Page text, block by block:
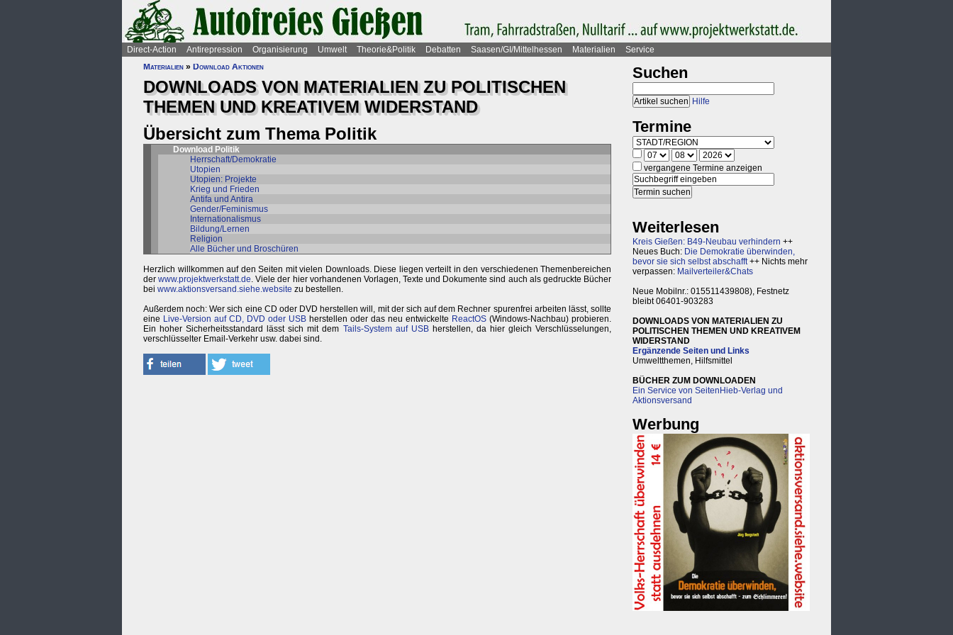
Direct-Action Antirepression Organisierung Umwelt Theorie&Politik Debatten Saasen/GI/Mittelhessen Materialien
Service
Materialien » Download Aktionen
DOWNLOADS VON MATERIALIEN ZU POLITISCHEN
THEMEN UND KREATIVEM WIDERSTAND
Übersicht zum Thema Politik
Download Politik
Herrschaft/Demokratie
Utopien
Utopien: Projekte
Krieg und Frieden
Antifa und Antira
Gender/Feminismus
Internationalismus
Bildung/Lernen
Religion
Alle Bücher und Broschüren
Herzlich willkommen auf den Seiten mit vielen Downloads. Diese liegen verteilt in den verschiedenen Themenbereichen
derwww.projektwerkstatt.de. Viele der hier vorhandenen Vorlagen, Texte und Dokumente sind auch als gedruckte Bücher
bei www.aktionsversand.siehe.website zu bestellen.
Außerdem noch: Wer sich eine CD oder DVD herstellen will, mit der sich auf dem Rechner spurenfrei arbeiten lässt, sollte
eine Live-Version auf CD, DVD oder USB herstellen oder das neu entwickelte ReactOS (Windows-Nachbau) probieren.
Ein hoher Sicherheitsstandard lässt sich mit dem Tails-System auf USBherstellen, da hier gleich Verschlüsselungen,
verschlüsselter Email-Verkehr usw. dabei sind.
Suchen
Hilfe
Termine
vergangene Termine anzeigen
Weiterlesen
Kreis Gießen: B49-Neubau verhindern ++
Neues Buch: Die Demokratie überwinden,
bevor sie sich selbst abschafft++ Nichts mehr
verpassen: Mailverteiler&Chats
Neue Mobilnr.: 015511439808), Festnetz
bleibt 06401-903283
DOWNLOADS VON MATERIALIEN ZU
POLITISCHEN THEMEN UND KREATIVEM
WIDERSTAND
Ergänzende Seiten und Links
Umweltthemen, Hilfsmittel
BÜCHER ZUM DOWNLOADEN
Ein Service von SeitenHieb-Verlag und
Aktionsversand
Werbung